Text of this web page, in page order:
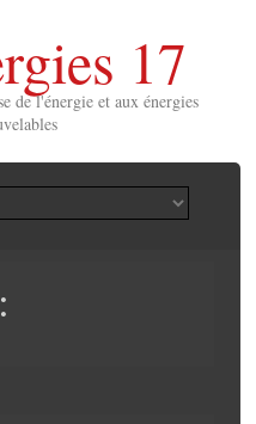
17
de l'énergie et aux énergies